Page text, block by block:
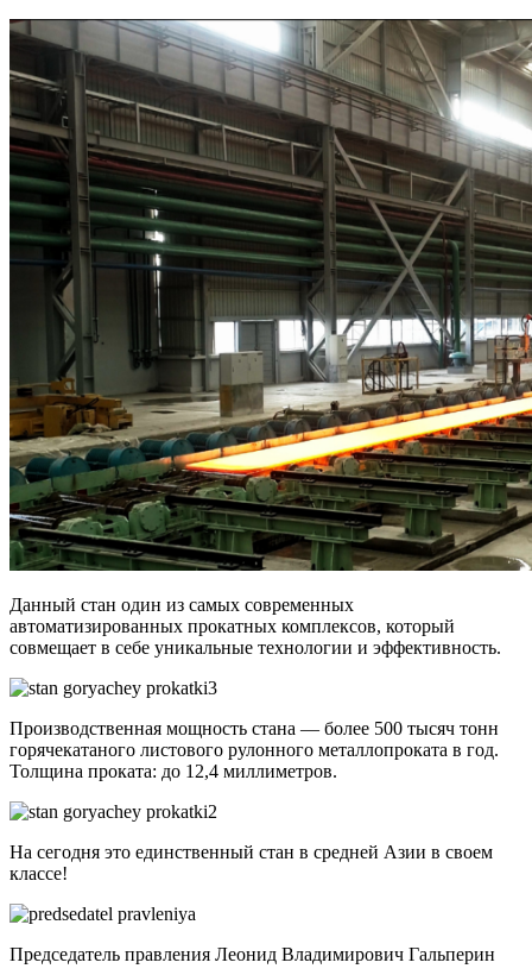
Данный стан один из самых современных
автоматизированных прокатных комплексов, который
совмещает в себе уникальные технологии и эффективность.
Производственная мощность стана — более 500 тысяч тонн
горячекатаного листового рулонного металлопроката в год.
Толщина проката: до 12,4 миллиметров.
На сегодня это единственный стан в средней Азии в своем
классе!
Председатель правления Леонид Владимирович Гальперин